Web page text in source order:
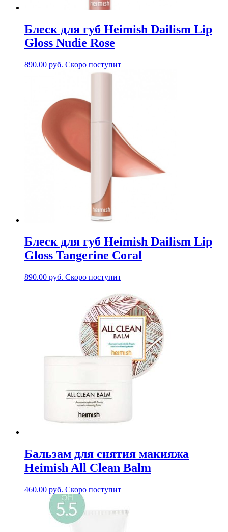
Блеск для губ Heimish Dailism Lip
Gloss Nudie Rose
890.00 руб. Скоро поступит
Блеск для губ Heimish Dailism Lip
Gloss Tangerine Coral
890.00 руб. Скоро поступит
Бальзам для снятия макияжа
Heimish All Clean Balm
460.00 руб. Скоро поступит